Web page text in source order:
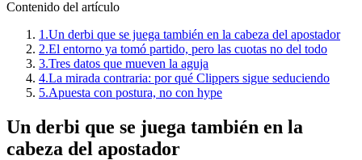
Contenido del artículo
1.Un derbi que se juega también en la cabeza del apostador
2.El entorno ya tomó partido, pero las cuotas no del todo
3.Tres datos que mueven la aguja
4.La mirada contraria: por qué Clippers sigue seduciendo
5.Apuesta con postura, no con hype
Un derbi que se juega también en la
cabeza del apostador